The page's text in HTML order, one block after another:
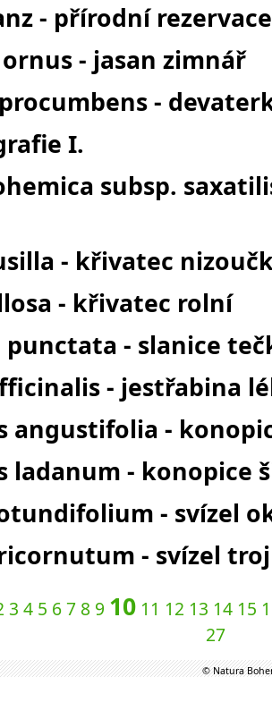
- přírodní rezervace
- jasan zimnář
-
I.
subsp.
- křivatec
- křivatec rolní
punctata - slanice
- jestřabina
angustifolia -
ladanum - konopice
- svízel
- svízel
3 4 5 6 7 8 9 10 11 12 13 14 15
27
© Natura